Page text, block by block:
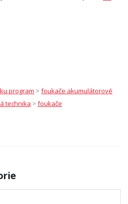
program > foukače akumulátorové
technika > foukače